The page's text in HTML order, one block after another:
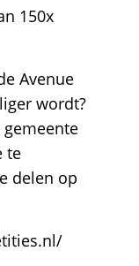
150x
Avenue
wordt?
te
delen op